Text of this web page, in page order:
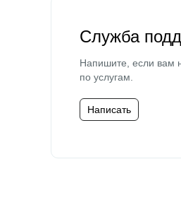
Служба
Напишите, если вам
по услугам.
Написать